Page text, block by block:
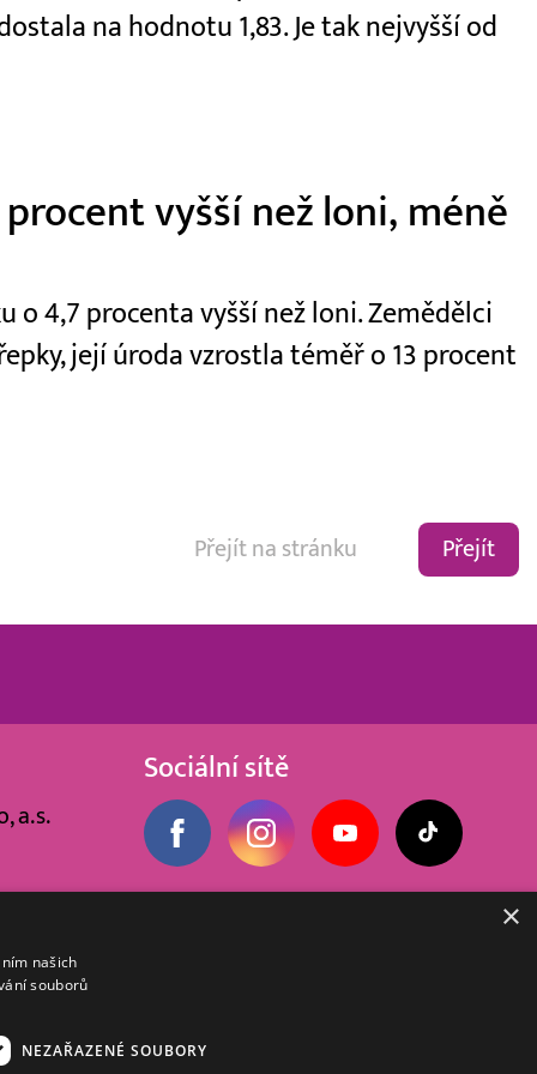
na hodnotu 1,83. Je tak nejvyšší od
vyšší než loni, méně
o 4,7 procenta vyšší než loni. Zemědělci
její úroda vzrostla téměř o 13 procent
Přejít
a.s.
Sociální sítě
×
našich
souborů
NEZAŘAZENÉ SOUBORY